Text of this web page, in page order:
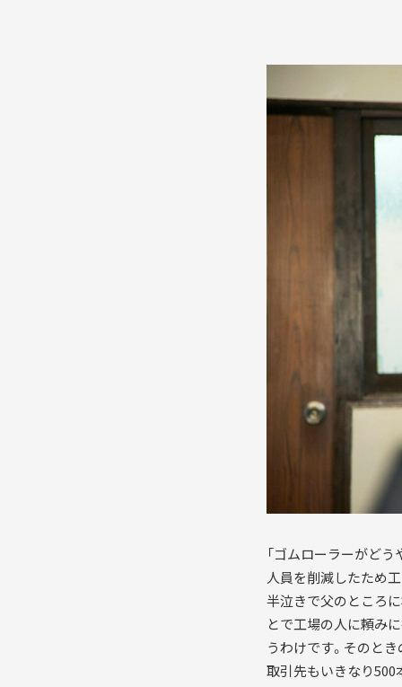
「ゴムローラーがど
人員を削減したため
半泣きで父のところに
とで工場の人に頼み
うわけです。そのと
取引先もいきなり500